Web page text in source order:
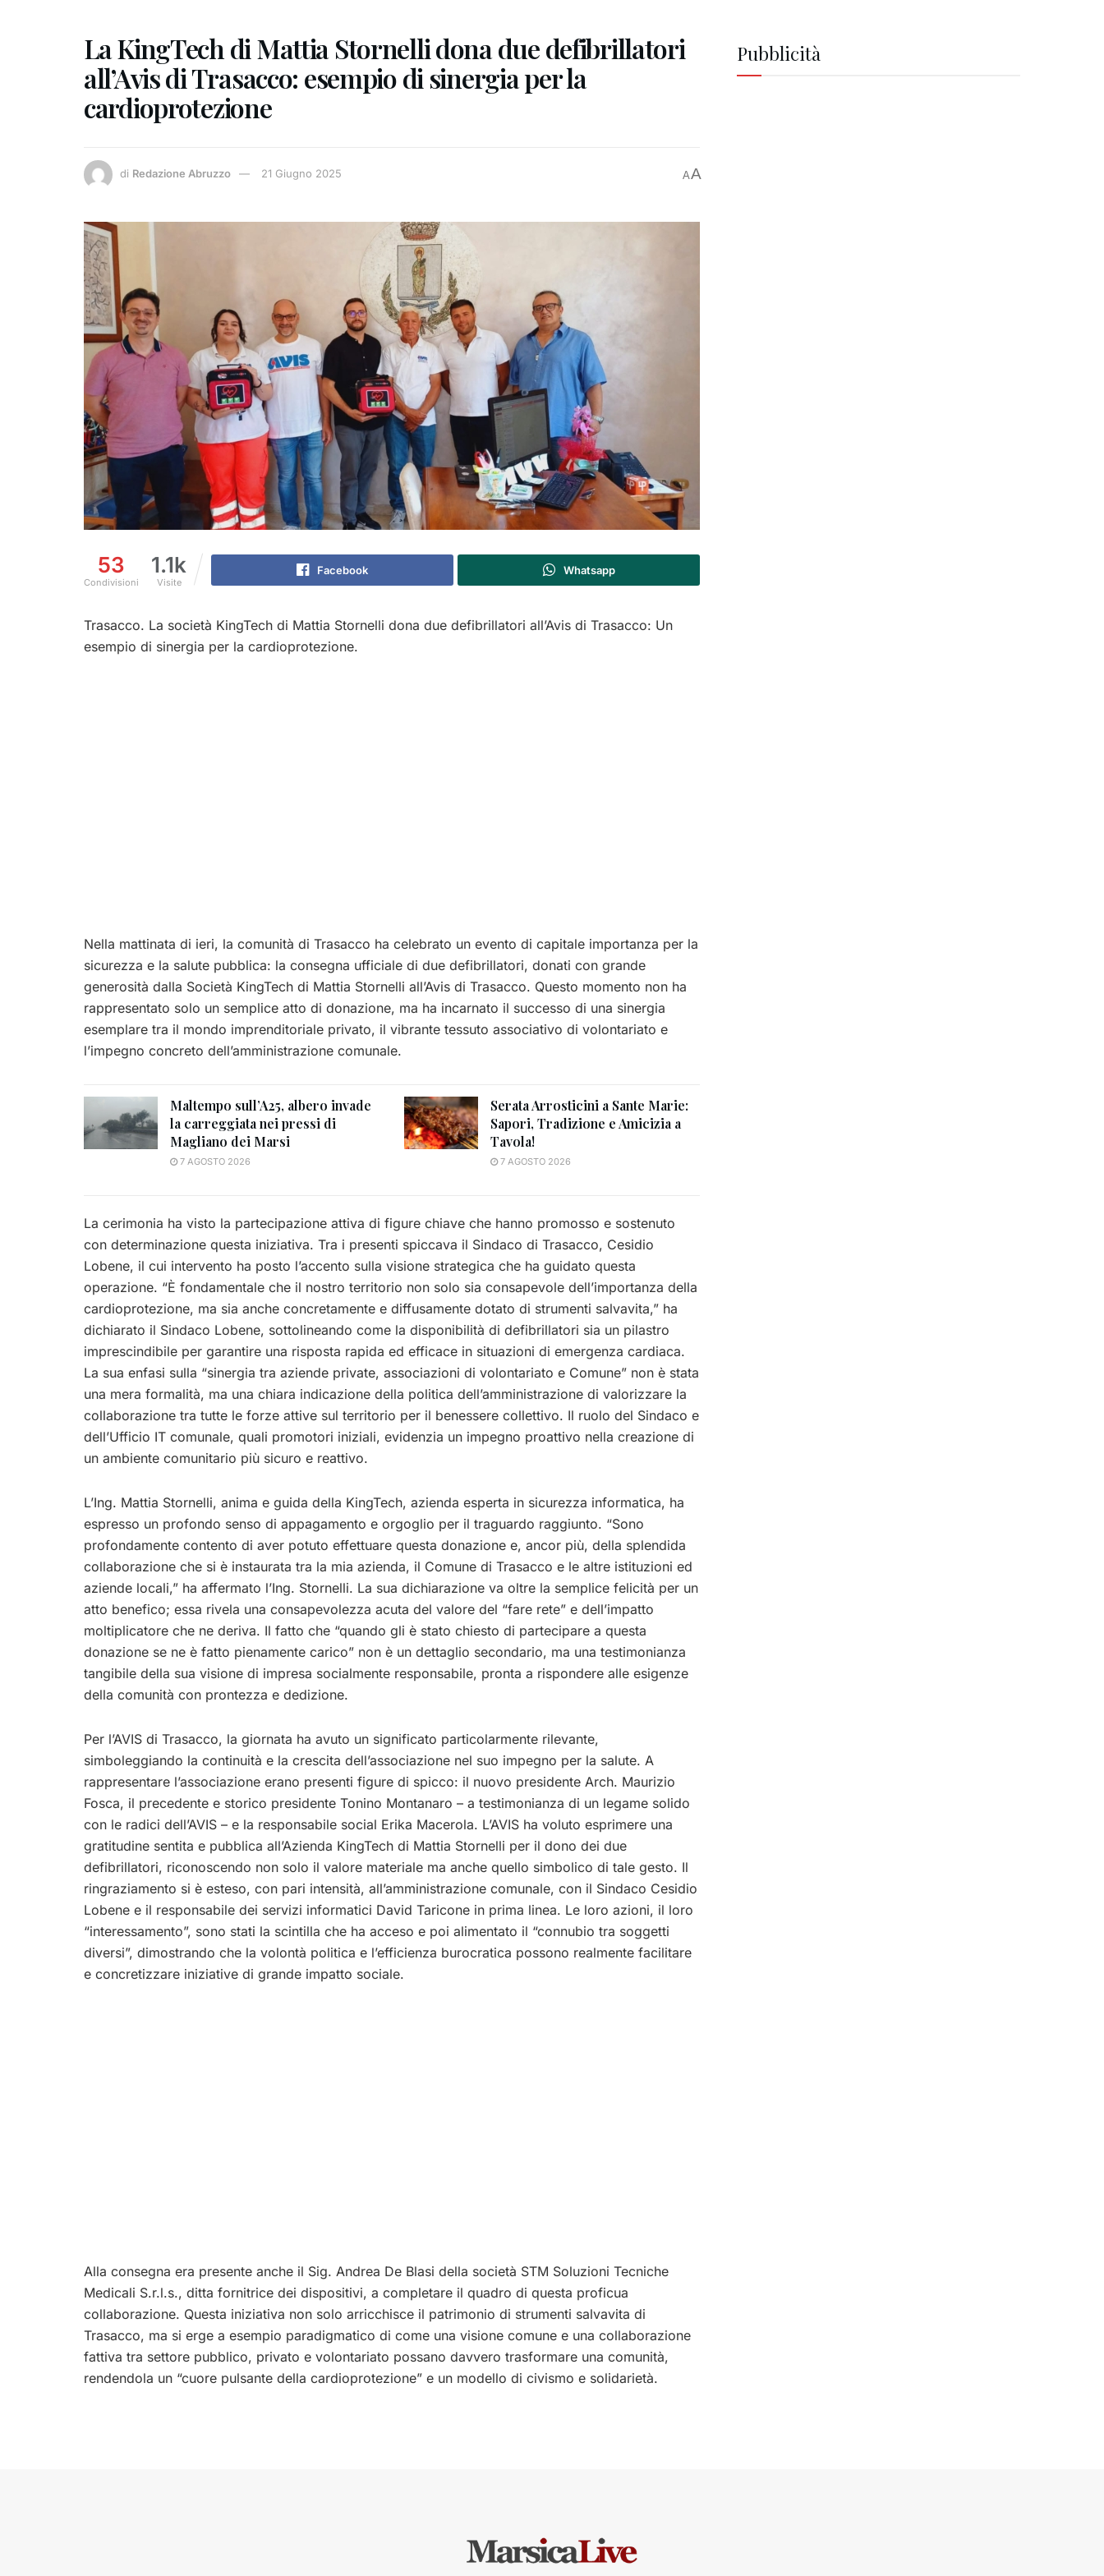
La KingTech di Mattia Stornelli dona due defibrillatori
all’Avis di Trasacco: esempio di sinergia per la
cardioprotezione
di Redazione Abruzzo 21 Giugno 2025 AA
53
Condivisioni
1.1k
Visite
Facebook Whatsapp
Trasacco. La società KingTech di Mattia Stornelli dona due defibrillatori all’Avis di Trasacco: Un
esempio di sinergia per la cardioprotezione.
Nella mattinata di ieri, la comunità di Trasacco ha celebrato un evento di capitale importanza per la
sicurezza e la salute pubblica: la consegna ufficiale di due defibrillatori, donati con grande
generosità dalla Società KingTech di Mattia Stornelli all’Avis di Trasacco. Questo momento non ha
rappresentato solo un semplice atto di donazione, ma ha incarnato il successo di una sinergia
esemplare tra il mondo imprenditoriale privato, il vibrante tessuto associativo di volontariato e
l’impegno concreto dell’amministrazione comunale.
Maltempo sull’A25, albero invade
la carreggiata nei pressi di
Magliano dei Marsi
7 AGOSTO 2026
Serata Arrosticini a Sante Marie:
Sapori, Tradizione e Amicizia a
Tavola!
7 AGOSTO 2026
La cerimonia ha visto la partecipazione attiva di figure chiave che hanno promosso e sostenuto
con determinazione questa iniziativa. Tra i presenti spiccava il Sindaco di Trasacco, Cesidio
Lobene, il cui intervento ha posto l’accento sulla visione strategica che ha guidato questa
operazione. “È fondamentale che il nostro territorio non solo sia consapevole dell’importanza della
cardioprotezione, ma sia anche concretamente e diffusamente dotato di strumenti salvavita,” ha
dichiarato il Sindaco Lobene, sottolineando come la disponibilità di defibrillatori sia un pilastro
imprescindibile per garantire una risposta rapida ed efficace in situazioni di emergenza cardiaca.
La sua enfasi sulla “sinergia tra aziende private, associazioni di volontariato e Comune” non è stata
una mera formalità, ma una chiara indicazione della politica dell’amministrazione di valorizzare la
collaborazione tra tutte le forze attive sul territorio per il benessere collettivo. Il ruolo del Sindaco e
dell’Ufficio IT comunale, quali promotori iniziali, evidenzia un impegno proattivo nella creazione di
un ambiente comunitario più sicuro e reattivo.
L’Ing. Mattia Stornelli, anima e guida della KingTech, azienda esperta in sicurezza informatica, ha
espresso un profondo senso di appagamento e orgoglio per il traguardo raggiunto. “Sono
profondamente contento di aver potuto effettuare questa donazione e, ancor più, della splendida
collaborazione che si è instaurata tra la mia azienda, il Comune di Trasacco e le altre istituzioni ed
aziende locali,” ha affermato l’Ing. Stornelli. La sua dichiarazione va oltre la semplice felicità per un
atto benefico; essa rivela una consapevolezza acuta del valore del “fare rete” e dell’impatto
moltiplicatore che ne deriva. Il fatto che “quando gli è stato chiesto di partecipare a questa
donazione se ne è fatto pienamente carico” non è un dettaglio secondario, ma una testimonianza
tangibile della sua visione di impresa socialmente responsabile, pronta a rispondere alle esigenze
della comunità con prontezza e dedizione.
Per l’AVIS di Trasacco, la giornata ha avuto un significato particolarmente rilevante,
simboleggiando la continuità e la crescita dell’associazione nel suo impegno per la salute. A
rappresentare l’associazione erano presenti figure di spicco: il nuovo presidente Arch. Maurizio
Fosca, il precedente e storico presidente Tonino Montanaro – a testimonianza di un legame solido
con le radici dell’AVIS – e la responsabile social Erika Macerola. L’AVIS ha voluto esprimere una
gratitudine sentita e pubblica all’Azienda KingTech di Mattia Stornelli per il dono dei due
defibrillatori, riconoscendo non solo il valore materiale ma anche quello simbolico di tale gesto. Il
ringraziamento si è esteso, con pari intensità, all’amministrazione comunale, con il Sindaco Cesidio
Lobene e il responsabile dei servizi informatici David Taricone in prima linea. Le loro azioni, il loro
“interessamento”, sono stati la scintilla che ha acceso e poi alimentato il “connubio tra soggetti
diversi”, dimostrando che la volontà politica e l’efficienza burocratica possono realmente facilitare
e concretizzare iniziative di grande impatto sociale.
Alla consegna era presente anche il Sig. Andrea De Blasi della società STM Soluzioni Tecniche
Medicali S.r.l.s., ditta fornitrice dei dispositivi, a completare il quadro di questa proficua
collaborazione. Questa iniziativa non solo arricchisce il patrimonio di strumenti salvavita di
Trasacco, ma si erge a esempio paradigmatico di come una visione comune e una collaborazione
fattiva tra settore pubblico, privato e volontariato possano davvero trasformare una comunità,
rendendola un “cuore pulsante della cardioprotezione” e un modello di civismo e solidarietà.
Pubblicità